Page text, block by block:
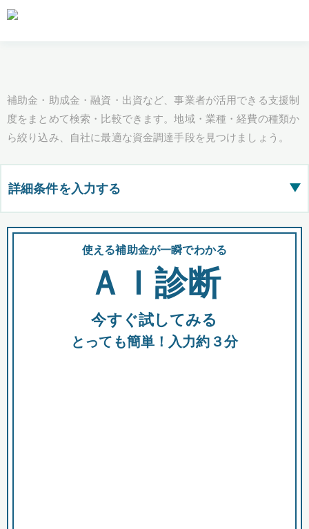
補助金・助成金・融資・出資など、事業者が活用できる支援制
度をまとめて検索・比較できます。地域・業種・経費の種類か
ら絞り込み、自社に最適な資金調達手段を見つけましょう。
詳細条件を入力する ▶
都道府県
全国の検索結果を含めて表示
助成金 融資 出資
使える補助金が一瞬でわかる
ＡＩ診断
今すぐ試してみる
とっても簡単！入力約３分